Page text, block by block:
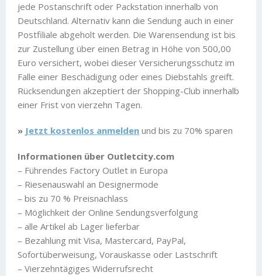
jede Postanschrift oder Packstation innerhalb von
Deutschland. Alternativ kann die Sendung auch in einer
Postfiliale abgeholt werden. Die Warensendung ist bis
zur Zustellung über einen Betrag in Höhe von 500,00
Euro versichert, wobei dieser Versicherungsschutz im
Falle einer Beschädigung oder eines Diebstahls greift.
Rücksendungen akzeptiert der Shopping-Club innerhalb
einer Frist von vierzehn Tagen.
» Jetzt kostenlos anmelden und bis zu 70% sparen
Informationen über Outletcity.com
– Führendes Factory Outlet in Europa
– Riesenauswahl an Designermode
– bis zu 70 % Preisnachlass
– Möglichkeit der Online Sendungsverfolgung
– alle Artikel ab Lager lieferbar
– Bezahlung mit Visa, Mastercard, PayPal,
Sofortüberweisung, Vorauskasse oder Lastschrift
– Vierzehntägiges Widerrufsrecht